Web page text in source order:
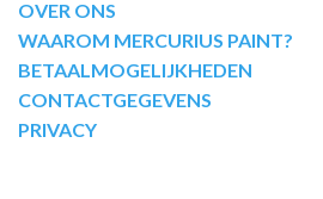
OVER ONS
WAAROM MERCURIUS PAINT?
BETAALMOGELIJKHEDEN
CONTACTGEGEVENS
PRIVACY